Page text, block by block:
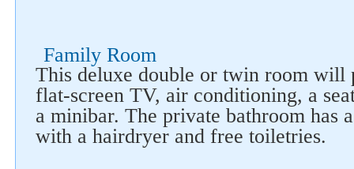
Family Room
This deluxe double or twin room will
flat-screen TV, air conditioning, a
a minibar. The private bathroom has
with a hairdryer and free toiletries.